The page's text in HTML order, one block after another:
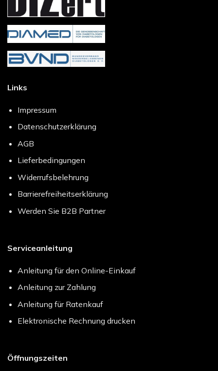
Links
Impressum
Datenschutzerklärung
AGB
Lieferbedingungen
Widerrufsbelehrung
Barrierefreiheitserklärung
Werden Sie B2B Partner
Serviceanleitung
Anleitung für den Online-Einkauf
Anleitung zur Zahlung
Anleitung für Ratenkauf
Elektronische Rechnung drucken
Öffnungszeiten